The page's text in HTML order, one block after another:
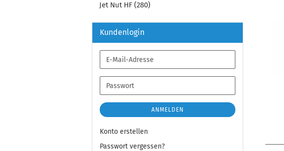
Jet Nut HF (280)
Kundenlogin
E-
Mail-
Adresse
Passwort
ANMELDEN
Konto erstellen
Passwort vergessen?